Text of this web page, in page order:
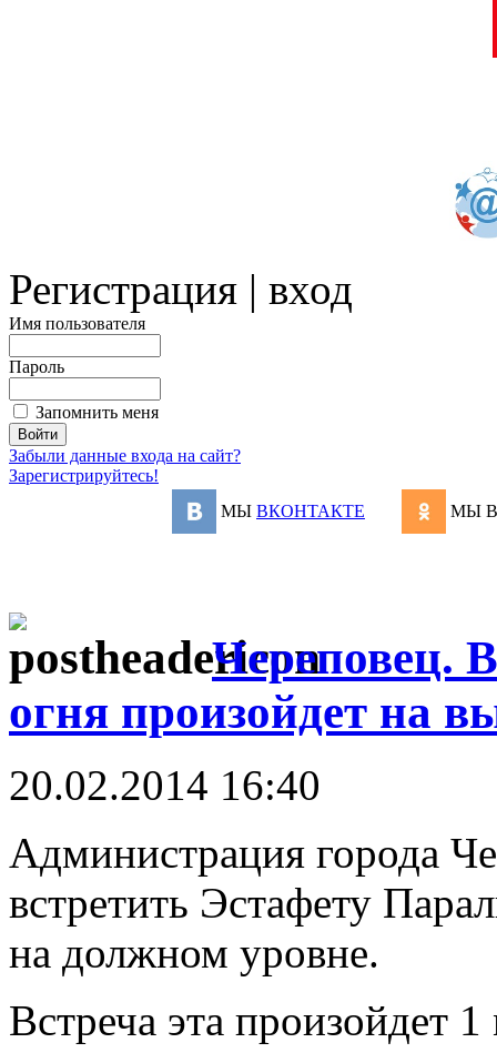
Регистрация | вход
Имя пользователя
Пароль
Запомнить меня
Забыли данные входа на сайт?
Зарегистрируйтесь!
МЫ ВКОНТАКТЕ МЫ
Череповец.
огня произойдет на
20.02.2014 16:40
Администрация города
встретить Эстафету
на должном уровне.
Встреча эта произойдет 1